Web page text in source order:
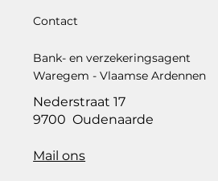
Contact
Bank- en verzekeringsagent
Waregem - Vlaamse Ardennen
Nederstraat 17
9700 Oudenaarde
Mail ons